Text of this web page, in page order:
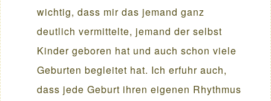
wichtig, dass mir das jemand ganz
deutlich vermittelte, jemand der selbst
Kinder geboren hat und auch schon viele
Geburten begleitet hat. Ich erfuhr auch,
dass jede Geburt ihren eigenen Rhythmus